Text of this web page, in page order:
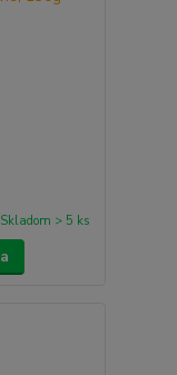
Skladom > 5 ks